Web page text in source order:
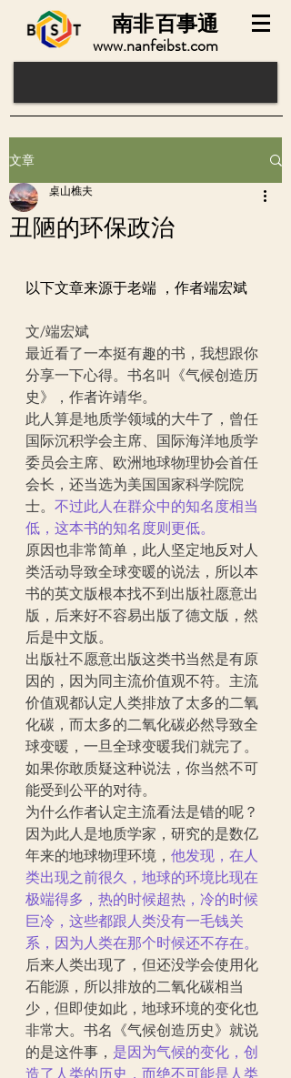
www.nanfeibst.com
百事通
南非
文章
丑陋的环保政治
桌山樵夫
以下文章来源于老端 ，作者端宏斌
文/端宏斌
最近看了一本挺有趣的书，我想跟你
分享一下心得。书名叫《气候创造历
史》，作者许靖华。
此人算是地质学领域的大牛了，曾任
国际沉积学会主席、国际海洋地质学
委员会主席、欧洲地球物理协会首任
会长，还当选为美国国家科学院院
士。 不过此人在群众中的知名度相当
低，这本书的知名度则更低。
原因也非常简单，此人坚定地反对人
类活动导致全球变暖的说法，所以本
书的英文版根本找不到出版社愿意出
版，后来好不容易出版了德文版，然
后是中文版。
出版社不愿意出版这类书当然是有原
因的，因为同主流价值观不符。主流
价值观都认定人类排放了太多的二氧
化碳，而太多的二氧化碳必然导致全
球变暖，一旦全球变暖我们就完了。
如果你敢质疑这种说法，你当然不可
能受到公平的对待。
为什么作者认定主流看法是错的呢？
因为此人是地质学家，研究的是数亿
年来的地球物理环境， 他发现，在人
类出现之前很久，地球的环境比现在
极端得多，热的时候超热，冷的时候
巨冷，这些都跟人类没有一毛钱关
系，因为人类在那个时候还不存在。
后来人类出现了，但还没学会使用化
石能源，所以排放的二氧化碳相当
少，但即使如此，地球环境的变化也
非常大。书名《气候创造历史》就说
的是这件事， 是因为气候的变化，创
造了人类的历史，而绝不可能是人类